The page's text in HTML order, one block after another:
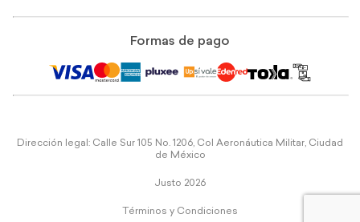
Formas de pago
Dirección legal: Calle Sur 105 No. 1206, Col Aeronáutica Militar, Ciudad
de México
Justo 2026
Términos y Condiciones